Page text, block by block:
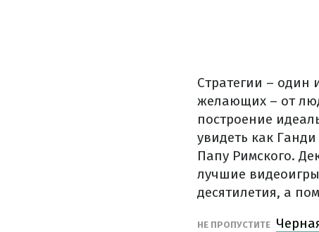
Стратегии – один
желающих – от
построение
увидеть как
Папу Римского.
лучшие
десятилетия, а
НЕ ПРОПУСТИТЕ